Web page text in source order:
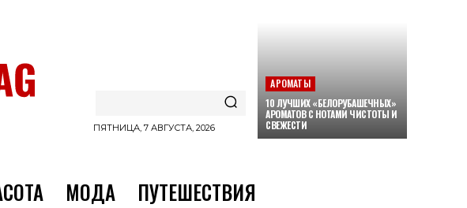
ПЯТНИЦА, 7 АВГУСТА, 2026
АРОМАТЫ
10 ЛУЧШИХ «БЕЛОРУБАШЕЧНЫХ»
АРОМАТОВ С НОТАМИ ЧИСТОТЫ И
СВЕЖЕСТИ
МОДА ПУТЕШЕСТВИЯ